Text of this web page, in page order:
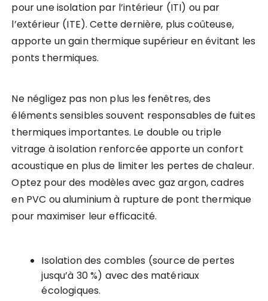
pour une isolation par l’intérieur (ITI) ou par
l’extérieur (ITE). Cette dernière, plus coûteuse,
apporte un gain thermique supérieur en évitant les
ponts thermiques.
Ne négligez pas non plus les fenêtres, des
éléments sensibles souvent responsables de fuites
thermiques importantes. Le double ou triple
vitrage à isolation renforcée apporte un confort
acoustique en plus de limiter les pertes de chaleur.
Optez pour des modèles avec gaz argon, cadres
en PVC ou aluminium à rupture de pont thermique
pour maximiser leur efficacité.
Isolation des combles (source de pertes
jusqu’à 30 %) avec des matériaux
écologiques.